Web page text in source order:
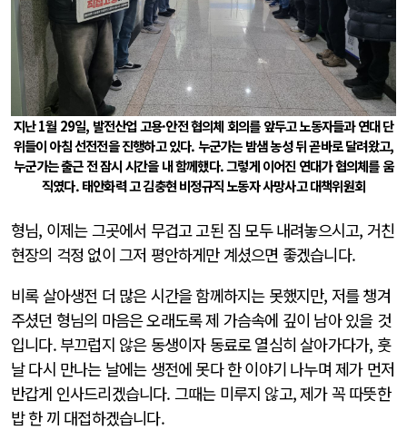
지난 1월 29일, 발전산업 고용·안전 협의체 회의를 앞두고 노동자들과 연대 단
위들이 아침 선전전을 진행하고 있다. 누군가는 밤샘 농성 뒤 곧바로 달려왔고,
누군가는 출근 전 잠시 시간을 내 함께했다. 그렇게 이어진 연대가 협의체를 움
직였다. 태안화력 고 김충현 비정규직 노동자 사망사고 대책위원회
형님, 이제는 그곳에서 무겁고 고된 짐 모두 내려놓으시고, 거친
현장의 걱정 없이 그저 평안하게만 계셨으면 좋겠습니다.
비록 살아생전 더 많은 시간을 함께하지는 못했지만, 저를 챙겨
주셨던 형님의 마음은 오래도록 제 가슴속에 깊이 남아 있을 것
입니다. 부끄럽지 않은 동생이자 동료로 열심히 살아가다가, 훗
날 다시 만나는 날에는 생전에 못다 한 이야기 나누며 제가 먼저
반갑게 인사드리겠습니다. 그때는 미루지 않고, 제가 꼭 따뜻한
밥 한 끼 대접하겠습니다.